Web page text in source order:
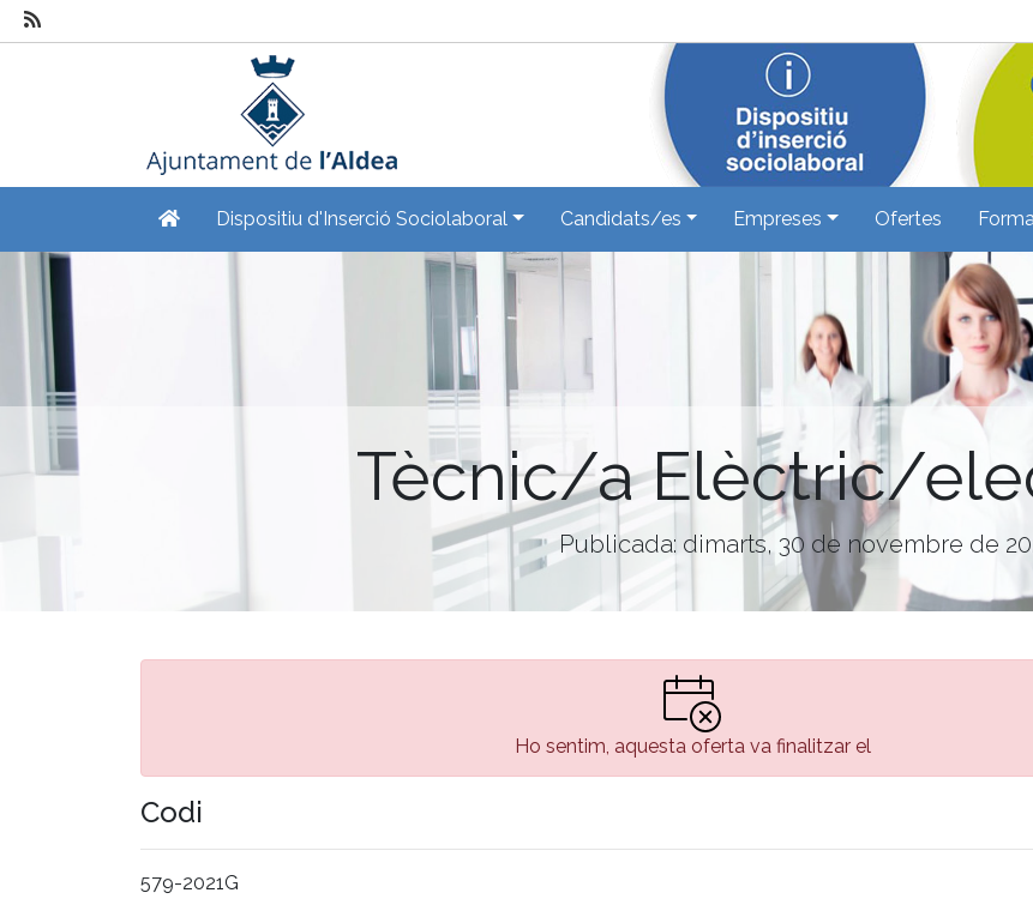
Dispositiu d'Inserció Sociolaboral Candidats/es Empreses Ofertes
Tècnic/a Elèctric/
Publicada: dimarts, 30 de novembre de
Ho sentim, aquesta oferta va finalitzar el
Codi
579-2021G